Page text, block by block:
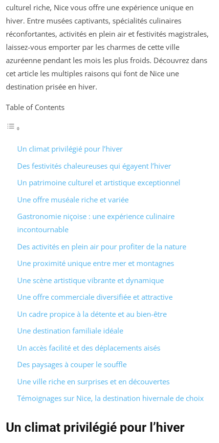
culturel riche, Nice vous offre une expérience unique en
hiver. Entre musées captivants, spécialités culinaires
réconfortantes, activités en plein air et festivités magistrales,
laissez-vous emporter par les charmes de cette ville
azuréenne pendant les mois les plus froids. Découvrez dans
cet article les multiples raisons qui font de Nice une
destination prisée en hiver.
Table of Contents
Un climat privilégié pour l’hiver
Des festivités chaleureuses qui égayent l’hiver
Un patrimoine culturel et artistique exceptionnel
Une offre muséale riche et variée
Gastronomie niçoise : une expérience culinaire
incontournable
Des activités en plein air pour profiter de la nature
Une proximité unique entre mer et montagnes
Une scène artistique vibrante et dynamique
Une offre commerciale diversifiée et attractive
Un cadre propice à la détente et au bien-être
Une destination familiale idéale
Un accès facilité et des déplacements aisés
Des paysages à couper le souffle
Une ville riche en surprises et en découvertes
Témoignages sur Nice, la destination hivernale de choix
Un climat privilégié pour l’hiver